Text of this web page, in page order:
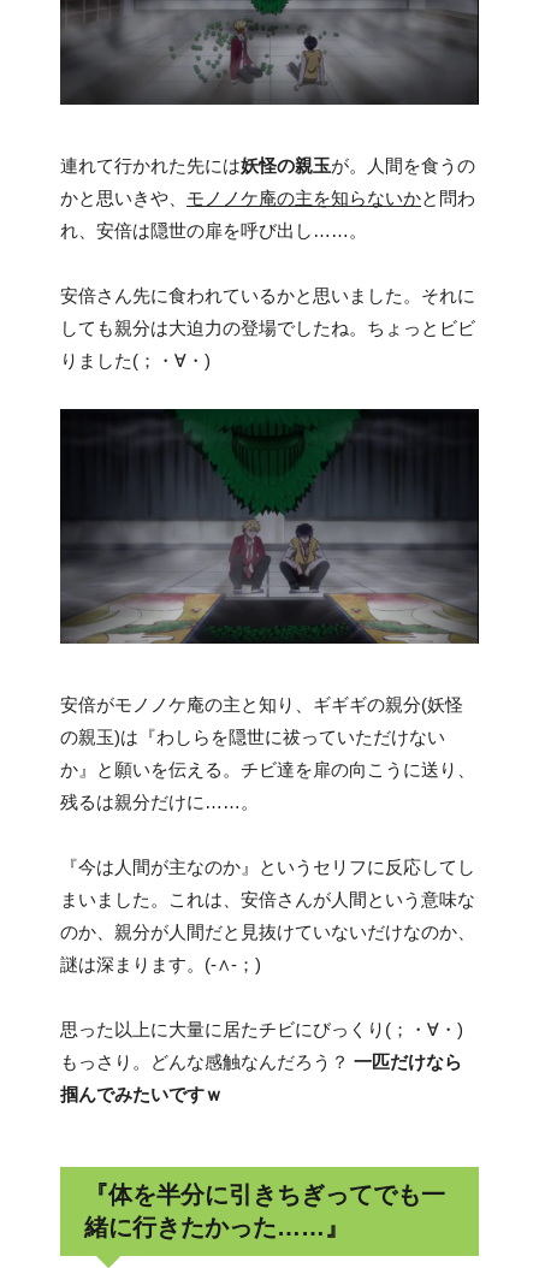
連れて行かれた先には妖怪の親玉が。人間を食うの
かと思いきや、 モノノケ庵の主を知らないかと問わ
れ、安倍は隠世の扉を呼び出し……。
安倍さん先に食われているかと思いました。それに
しても親分は大迫力の登場でしたね。ちょっとビビ
りました(；・∀・)
安倍がモノノケ庵の主と知り、ギギギの親分(妖怪
の親玉)は『わしらを隠世に祓っていただけない
か』と願いを伝える。チビ達を扉の向こうに送り、
残るは親分だけに……。
『今は人間が主なのか』というセリフに反応してし
まいました。これは、安倍さんが人間という意味な
のか、親分が人間だと見抜けていないだけなのか、
謎は深まります。(-∧-；)
思った以上に大量に居たチビにびっくり(；・∀・)
もっさり。どんな感触なんだろう？ 一匹だけなら
掴んでみたいですｗ
『体を半分に引きちぎってでも一
緒に行きたかった……』